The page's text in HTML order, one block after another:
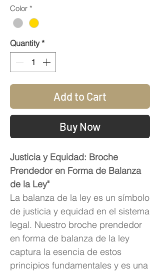
Color *
Quantity *
Add to Cart
Buy Now
Justicia y Equidad: Broche
Prendedor en Forma de Balanza
de la Ley"
La balanza de la ley es un símbolo
de justicia y equidad en el sistema
legal. Nuestro broche prendedor
en forma de balanza de la ley
captura la esencia de estos
principios fundamentales y es una